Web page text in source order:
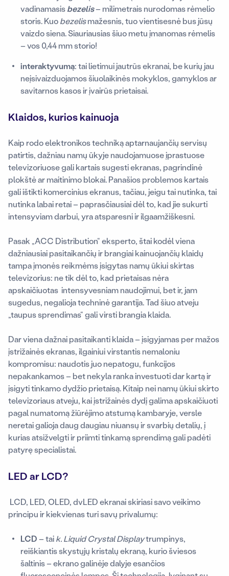
vadinamasisbezelis– milimetrais nurodomas rėmelio
storis. Kuobezelismažesnis, tuo vientisesnė bus jūsų
vaizdo siena. Siauriausias šiuo metu įmanomas rėmelis
– vos 0,44 mm storio!
interaktyvumą: tai lietimui jautrūs ekranai, be kurių jau
neįsivaizduojamos šiuolaikinės mokyklos, gamyklos ar
savitarnos kasos ir įvairūs prietaisai.
Klaidos, kurios kainuoja
Kaip rodo elektronikos techniką aptarnaujančių servisų
patirtis, dažniau namų ūkyje naudojamuose įprastuose
televizoriuose gali kartais sugesti ekranas, pagrindinė
plokštė ar maitinimo blokai. Panašios problemos kartais
gali ištikti komercinius ekranus, tačiau, jeigu tai nutinka, tai
nutinka labai retai – paprasčiausiai dėl to, kad jie sukurti
intensyviam darbui, yra atsparesni ir ilgaamžiškesni.
Pasak „ACC Distribution“ eksperto, štai kodėl viena
dažniausiai pasitaikančių ir brangiai kainuojančių klaidų
tampa įmonės reikmėms įsigytas namų ūkiui skirtas
televizorius: ne tik dėl to, kad prietaisas nėra
apskaičiuotas intensyvesniam naudojimui, bet ir, jam
sugedus, negalioja techninė garantija. Tad šiuo atveju
„taupus sprendimas“ gali virsti brangia klaida.
Dar viena dažnai pasitaikanti klaida – įsigyjamas per mažos
įstrižainės ekranas, ilgainiui virstantis nemaloniu
kompromisu: naudotis juo nepatogu, funkcijos
nepakankamos – bet nekyla ranka investuoti dar kartą ir
įsigyti tinkamo dydžio prietaisą. Kitaip nei namų ūkiui skirto
televizoriaus atveju, kai įstrižainės dydį galima apskaičiuoti
pagal numatomą žiūrėjimo atstumą kambaryje, versle
neretai galioja daug daugiau niuansų ir svarbių detalių, į
kurias atsižvelgti ir priimti tinkamą sprendimą gali padėti
patyrę specialistai.
LED ar LCD?
LCD, LED, OLED, dvLED ekranai skiriasi savo veikimo
principu ir kiekvienas turi savų privalumų:
LCD– taik.Liquid Crystal Displaytrumpinys,
reiškiantis skystųjų kristalų ekraną, kurio šviesos
šaltinis – ekrano galinėje dalyje esančios